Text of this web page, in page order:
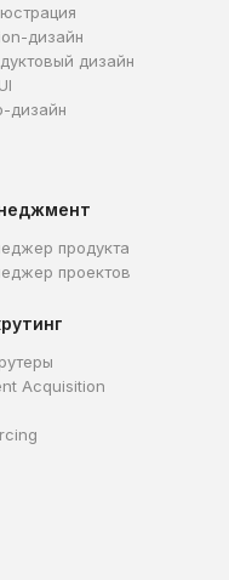
дизайн
дизайн
дизайн
продукта
проектов
Acquisition